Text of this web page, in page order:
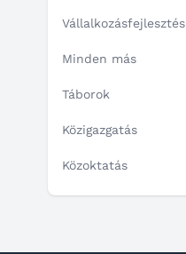
Vállalkozásfejlesztés
Minden más
Táborok
Közigazgatás
Közoktatás